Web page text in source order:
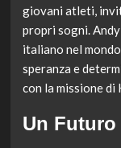
giovani atleti,
propri sogni.
italiano nel
speranza e
con la missione di
Un